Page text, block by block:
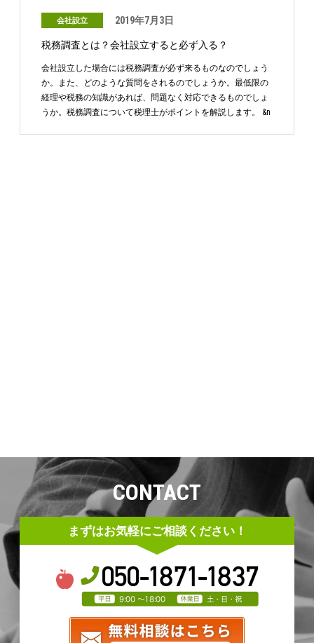
会社設立 2019年7月3日
税務調査とは？会社設立すると必ず入る？
会社設立した場合には税務調査が必ず来るものなのでしょう
か。また、どのような質問をされるのでしょうか。最低限の
経理や税務の知識があれば、問題なく対応できるものでしょ
うか。税務調査について税理士がポイントを解説します。 &n
CONTACT
まずはお気軽にご相談ください！